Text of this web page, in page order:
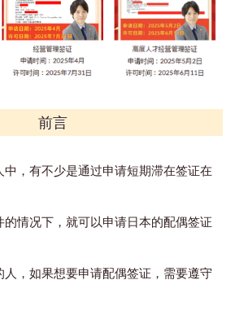
前言
，有不少是通过申请短期滞在签证在
情况下，就可以申请日本的配偶签证
，如果想要申请配偶签证，需要遵守